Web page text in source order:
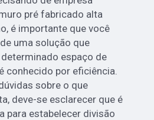
pré fabricado alta
é importante que você
uma solução que
espaço de
conhecido por eficiência.
sobre o que
deve-se esclarecer que é
para estabelecer divisão